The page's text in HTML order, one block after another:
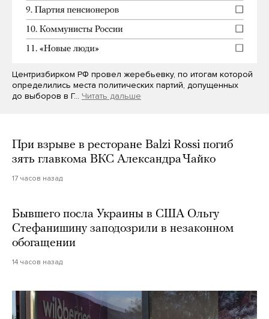
Центризбирком РФ провел жеребьевку, по итогам которой
определились места политических партий, допущенных
до выборов в Г… Читать дальше
При взрыве в ресторане Balzi Rossi погиб
зять главкома ВКС Александра Чайко
17 часов назад
Бывшего посла Украины в США Ольгу
Стефанишину заподозрили в незаконном
обогащении
14 часов назад